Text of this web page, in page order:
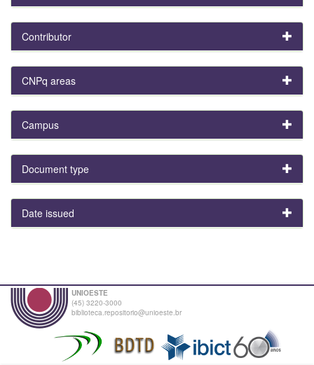
Contributor
CNPq areas
Campus
Document type
Date issued
UNIOESTE
(45) 3220-3000
biblioteca.repositorio@unioeste.br